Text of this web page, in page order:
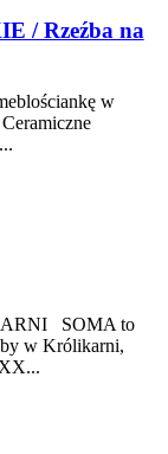
/ Rzeźba na
w
SOMA to
w Królikarni,